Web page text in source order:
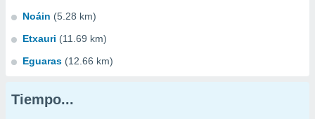
Noáin (5.28 km)
Etxauri (11.69 km)
Eguaras (12.66 km)
Tiempo...